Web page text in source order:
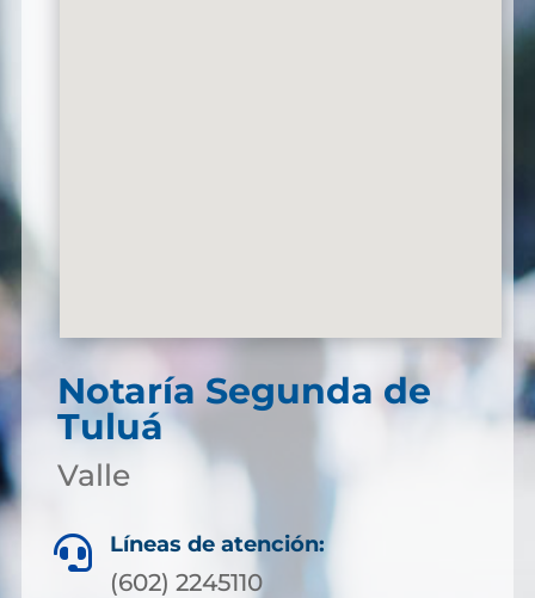
Notaría Segunda de
Tuluá
Valle
 Líneas de atención:
(602) 2245110